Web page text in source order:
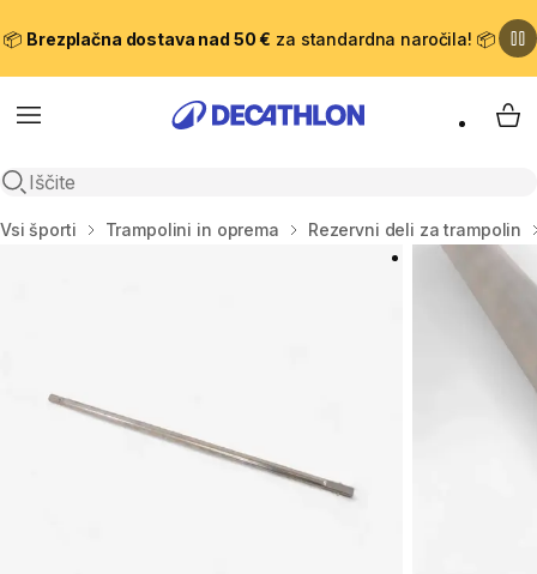
📦 Brezplačna dostava nad 50 € za standardna naročila! 📦
Meni
Odpri iskanje
Domov
Vsi športi Trampolini in oprema Rezervni deli za trampolin